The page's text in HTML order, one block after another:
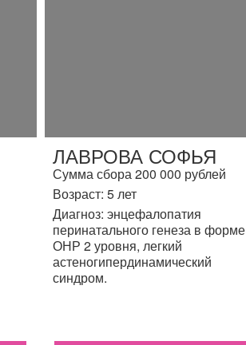
ЛАВРОВА СОФЬЯ
Сумма сбора 200 000 рублей
Возраст: 5 лет
Диагноз: энцефалопатия
перинатального генеза в форме
ОНР 2 уровня, легкий
астеногипердинамический
синдром.